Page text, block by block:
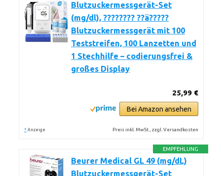
Blutzuckermessgerät-Set
(mg/dl), ???????? ??ä?????
Blutzuckermessgerät mit 100
Teststreifen, 100 Lanzetten und
1 Stechhilfe – codierungsfrei &
großes Display
25,99 €
Bei Amazon ansehen
* Anzeige Preis inkl. MwSt., zzgl. Versandkosten
EMPFEHLUNG
Beurer Medical GL 49 (mg/dL)
Blutzuckermessgerät-Set